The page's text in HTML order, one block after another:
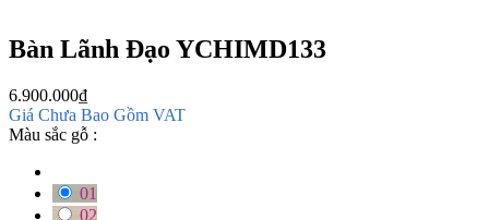
Bàn Lãnh Đạo YCHIMD133
6.900.000₫
Giá Chưa Bao Gồm VAT
Màu sắc gỗ :
01
02